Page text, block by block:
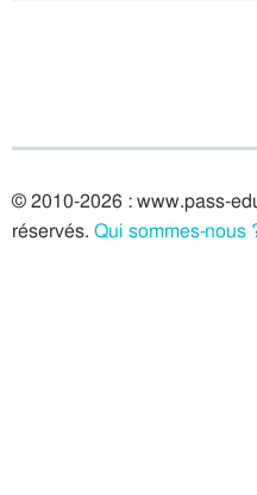
© 2010-2026 : www.pass-
réservés. Qui sommes-nous